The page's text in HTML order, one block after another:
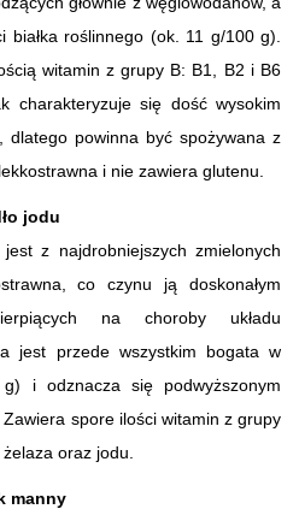
białka roślinnego (ok. 11 g/100 g).
witamin z grupy B: B1, B2 i B6
charakteryzuje się dość wysokim
dlatego powinna być spożywana z
i nie zawiera glutenu.
jodu
z najdrobniejszych zmielonych
co czynu ją doskonałym
na choroby układu
jest przede wszystkim bogata w
i odznacza się podwyższonym
spore ilości witamin z grupy
oraz jodu.
manny